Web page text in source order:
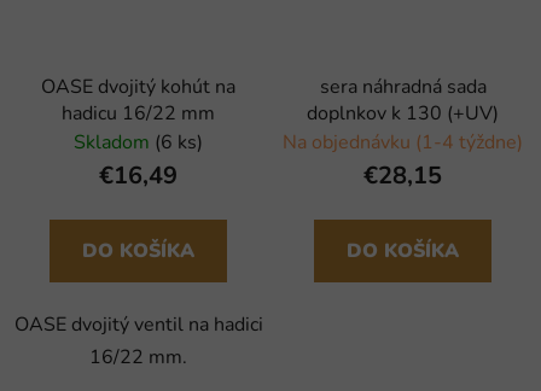
OASE dvojitý kohút na
hadicu 16/22 mm
Skladom (6 ks)
€16,49
DO KOŠÍKA
OASE dvojitý ventil na hadici
16/22 mm.
sera náhradná sada
doplnkov k 130 (+UV)
Na objednávku (1-4 týždne)
€28,15
DO KOŠÍKA